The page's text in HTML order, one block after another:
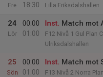
Fre
18:30
Lilla Eriksdalshallen
24
Lör
00:00
01:00
Inst. Match mot
F12 Nivå 1 Gul Plan C
Ulriksdalshallen
25
Sön
00:00
01:00
Inst. Match mot
F13 Nivå 2 Norra